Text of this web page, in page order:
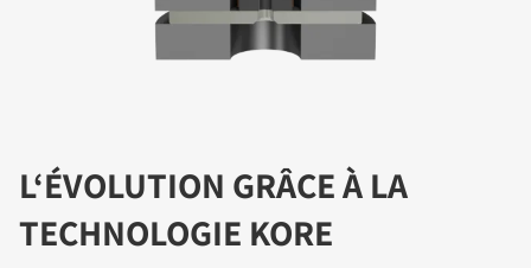
L‘ÉVOLUTION GRÂCE À LA
TECHNOLOGIE KORE